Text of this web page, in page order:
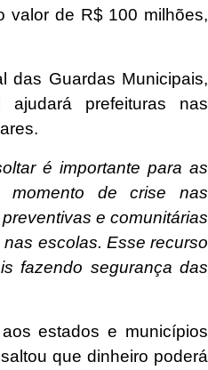
valor de R$ 100 milhões,
das Guardas Municipais,
prefeituras nas
é importante para as
momento de crise nas
e comunitárias
escolas. Esse recurso
fazendo segurança das
estados e municípios
que dinheiro poderá